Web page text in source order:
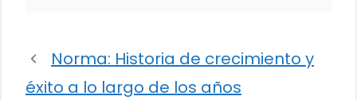
Norma: Historia de crecimiento y
éxito a lo largo de los años